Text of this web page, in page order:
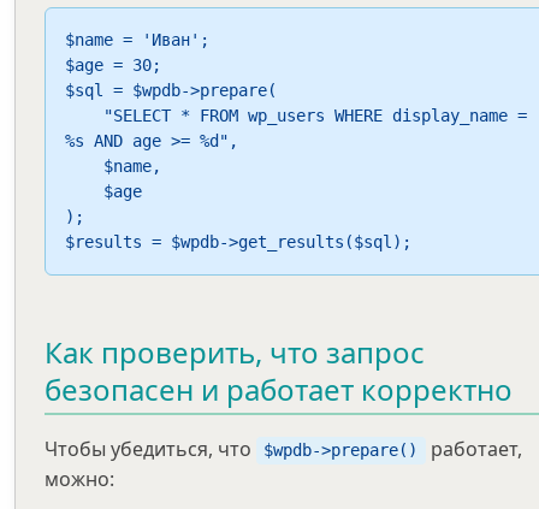
$name = 'Иван';
$age = 30;
$sql = $wpdb->prepare(
%s AND age >= %d",
);
$results = $wpdb->get_results($sql);
Как проверить, что запрос
безопасен и работает корректно
Чтобы убедиться, что $wpdb->prepare()
работает,
можно: